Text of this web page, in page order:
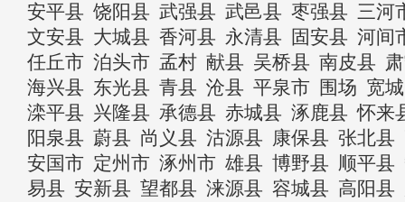
安平县 饶阳县 武强县 武邑县 枣强县 三河
文安县 大城县 香河县 永清县 固安县 河间
任丘市 泊头市 孟村 献县 吴桥县 南皮县
海兴县 东光县 青县 沧县 平泉市 围场 宽城
滦平县 兴隆县 承德县 赤城县 涿鹿县 怀来
阳泉县 蔚县 尚义县 沽源县 康保县 张北县
安国市 定州市 涿州市 雄县 博野县 顺平县
易县 安新县 望都县 涞源县 容城县 高阳县